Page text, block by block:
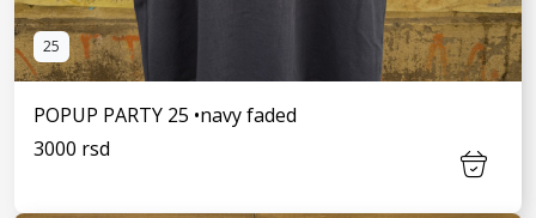
25
POPUP PARTY 25 •navy faded
3000 rsd